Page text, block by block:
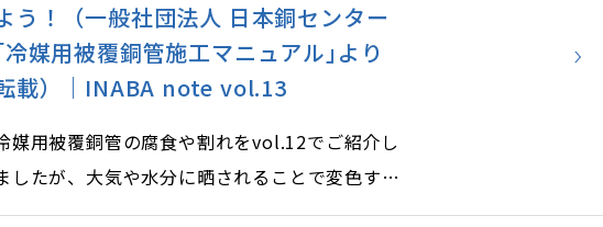
う！（一般社団法人 日本銅センター
冷媒用被覆銅管施工マニュアル｣より
載）｜INABA note vol.13
媒用被覆銅管の腐食や割れをvol.12でご紹介し
したが、大気や水分に晒されることで変色する
ともあります。